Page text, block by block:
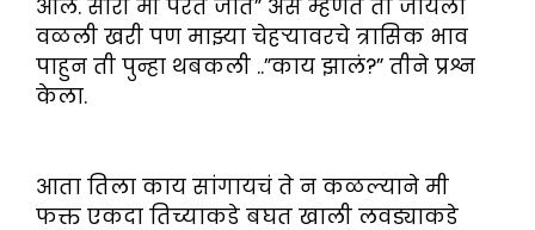
आले. सॉरी मी परत जाते” असं म्हणत ती जायला
वळली खरी पण माझ्या चेहऱ्यावरचे त्रासिक भाव
पाहुन ती पुन्हा थबकली ..”काय झालं?” तीने प्रश्न
केला.
आता तिला काय सांगायचं ते न कळल्याने मी
फक्त एकदा तिच्याकडे बघत खाली लवड्याकडे